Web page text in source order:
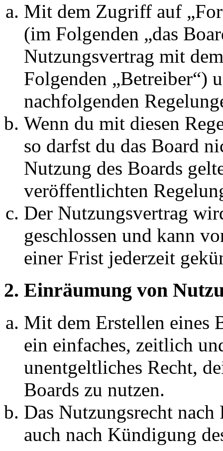
Mit dem Zugriff auf
(im Folgenden „das
Nutzungsvertrag mit
Folgenden „Betreiber“)
nachfolgenden
Wenn du mit diesen
so darfst du das Board
Nutzung des Boards
veröffentlichten
Der Nutzungsvertrag
geschlossen und kann
einer Frist jederzeit
2. Einräumung von
Mit dem Erstellen eines
ein einfaches, zeitlich
unentgeltliches Recht,
Boards zu nutzen.
Das Nutzungsrecht
auch nach Kündigung